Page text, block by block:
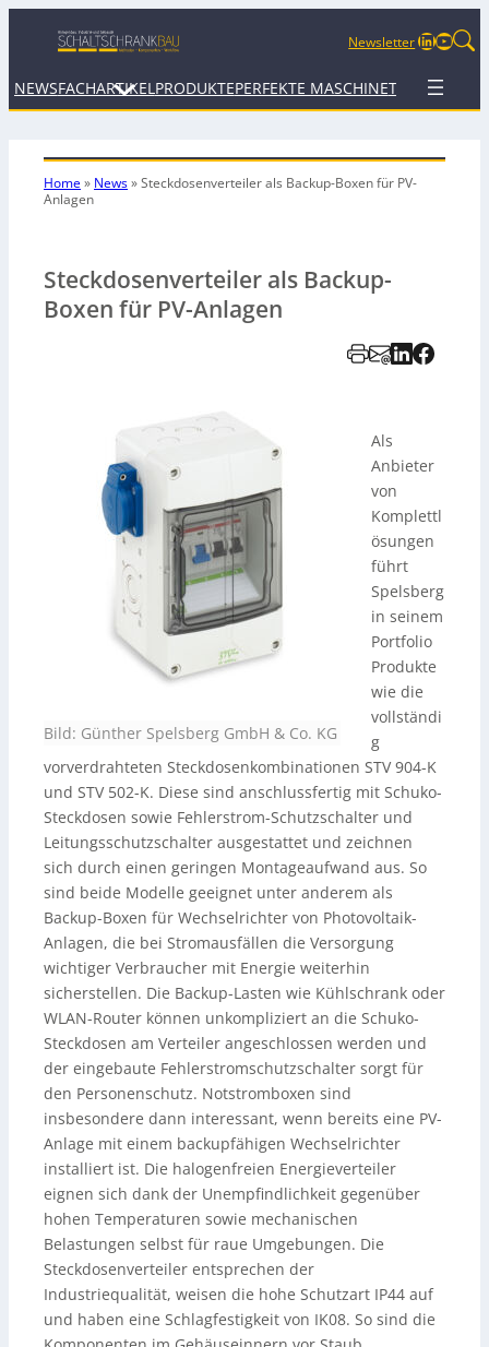
NewsletterLinkedIn
NEWSFACHARTIKEL PRODUKTEPERFEKTE MASCHINETERMINE
Home» News»Steckdosenverteiler als Backup-Boxen für PV-
Anlagen
Steckdosenverteiler als Backup-
Boxen für PV-Anlagen
Bild: Günther Spelsberg GmbH & Co. KG
Als
Anbieter
von
Komplettl
ösungen
führt
Spelsberg
in seinem
Portfolio
Produkte
wie die
vollständi
g
vorverdrahteten Steckdosenkombinationen STV 904-K
und STV 502-K. Diese sind anschlussfertig mit Schuko-
Steckdosen sowie Fehlerstrom-Schutzschalter und
Leitungsschutzschalter ausgestattet und zeichnen
sich durch einen geringen Montageaufwand aus. So
sind beide Modelle geeignet unter anderem als
Backup-Boxen für Wechselrichter von Photovoltaik-
Anlagen, die bei Stromausfällen die Versorgung
wichtiger Verbraucher mit Energie weiterhin
sicherstellen. Die Backup-Lasten wie Kühlschrank oder
WLAN-Router können unkompliziert an die Schuko-
Steckdosen am Verteiler angeschlossen werden und
der eingebaute Fehlerstromschutzschalter sorgt für
den Personenschutz. Notstromboxen sind
insbesondere dann interessant, wenn bereits eine PV-
Anlage mit einem backupfähigen Wechselrichter
installiert ist. Die halogenfreien Energieverteiler
eignen sich dank der Unempfindlichkeit gegenüber
hohen Temperaturen sowie mechanischen
Belastungen selbst für raue Umgebungen. Die
Steckdosenverteiler entsprechen der
Industriequalität, weisen die hohe Schutzart IP44 auf
und haben eine Schlagfestigkeit von IK08. So sind die